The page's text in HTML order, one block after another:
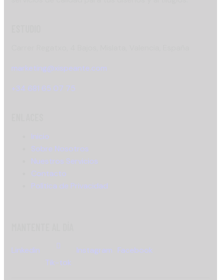
marketing@xispeante.com
+34 681 65 07 75
Inicio
Sobre Nosotros
Nuestros Servicios
Contacto
Política de Privacidad
Linkedin
Tik-tok
Instagram Facebook